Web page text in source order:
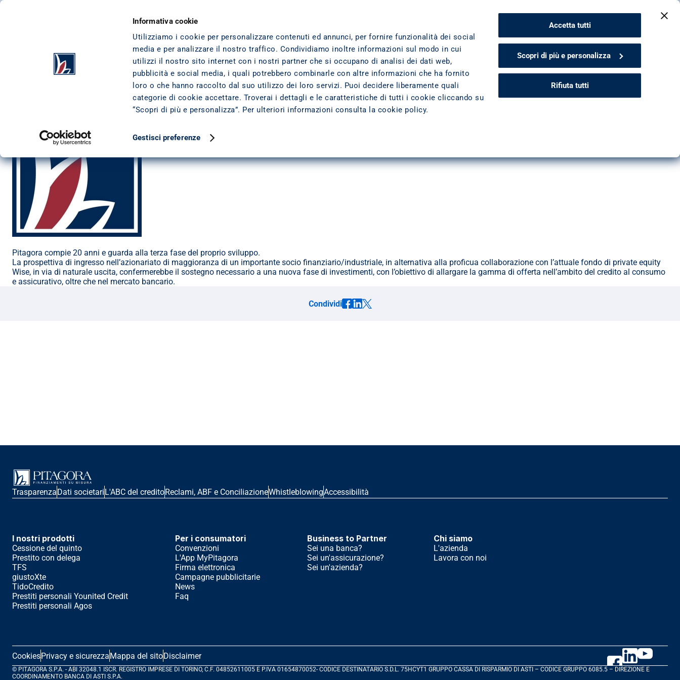
Informativa cookie
Utilizziamo i cookie per personalizzare contenuti ed annunci, per fornire funzionalità dei social
media e per analizzare il nostro traffico. Condividiamo inoltre informazioni sul modo in cui
utilizzi il nostro sito internet con i nostri partner che si occupano di analisi dei dati web,
pubblicità e social media, i quali potrebbero combinarle con altre informazioni che ha fornito
loro o che hanno raccolto dal suo utilizzo dei loro servizi. Puoi decidere liberamente quali
categorie di cookie accettare. Troverai i dettagli e le caratteristiche di tutti i cookie cliccando su
“Scopri di più e personalizza”. Per ulteriori informazioni consulta la cookie policy.
Gestisci preferenze
Accetta tutti
Scopri di più e personalizza
Rifiuta tutti
CESSIONE DEL QUINTO I NOSTRI PRODOTTI CONTATTACI
AZIENDA BANCA PITAGORA VERSO LA TERZA FASE DI SVILUPPO
Azienda Banca: Pitagora verso la terza fase di sviluppo
Pitagora compie 20 anni e guarda alla terza fase del proprio sviluppo.
La prospettiva di ingresso nell’azionariato di maggioranza di un importante socio finanziario/industriale, in alternativa alla proficua collaborazione con l’attuale fondo di private equity
Wise, in via di naturale uscita, confermerebbe il sostegno necessario a una nuova fase di investimenti, con l’obiettivo di allargare la gamma di offerta nell’ambito del credito al consumo
e assicurativo, oltre che nel mercato bancario.
Condividi
TrasparenzaDati societariL'ABC del creditoReclami, ABF e ConciliazioneWhistleblowingAccessibilità
I nostri prodotti
Cessione del quinto
Prestito con delega
TFS
giustoXte
TidoCredito
Prestiti personali Younited Credit
Prestiti personali Agos
Per i consumatori
Convenzioni
L'App MyPitagora
Firma elettronica
Campagne pubblicitarie
News
Faq
Business to Partner
Sei una banca?
Sei un'assicurazione?
Sei un'azienda?
Chi siamo
L'azienda
Lavora con noi
CookiesPrivacy e sicurezzaMappa del sitoDisclaimer
© PITAGORA S.P.A. - ABI 32048.1 ISCR. REGISTRO IMPRESE DI TORINO, C.F. 04852611005 E P.IVA 01654870052- CODICE DESTINATARIO S.D.L. 75HCYT1 GRUPPO CASSA DI RISPARMIO DI ASTI – CODICE GRUPPO 6085.5 – DIREZIONE E
COORDINAMENTO BANCA DI ASTI S.P.A.